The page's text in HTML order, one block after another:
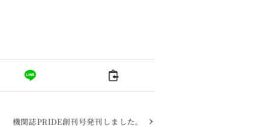
機関誌PRIDE創刊号発刊しました。